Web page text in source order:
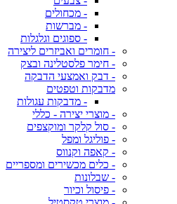
- מכחולים
- מברשות
- ספוגים וגלגלות
- חומרים ואביזרים ליצירה
- חימר פלסטלינה ובצק
- דבק ואמצעי הדבקה
מדבקות וטפטים
- מדבקות עגולות
- מוצרי יצירה - כללי
- סול קלקר ומוקצפים
- פוליגל ומפל
- קאפה וקנווס
- כלים מכשירים ומספריים
- שבלונות
- פיסול וכיור